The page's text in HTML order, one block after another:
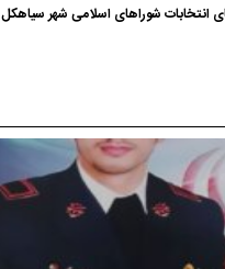
انتخابات شوراهای اسلامی شهر سیاهکل